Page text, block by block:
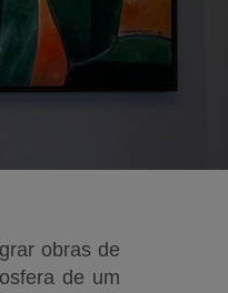
obras de
de um